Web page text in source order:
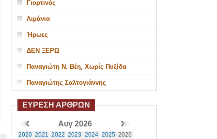
Γιορτινός
Λιμάνια
Ήρωες
ΔΕΝ ΞΕΡΩ
Παναγιώτη Ν. Βέη, Χωρίς Πυξίδα
Παναγιώτης Σαλτογιάννης
ΕΥΡΕΣΗ ΑΡΘΡΩΝ
Αυγ 2026
2020 2021 2022 2023 2024 2025 2026